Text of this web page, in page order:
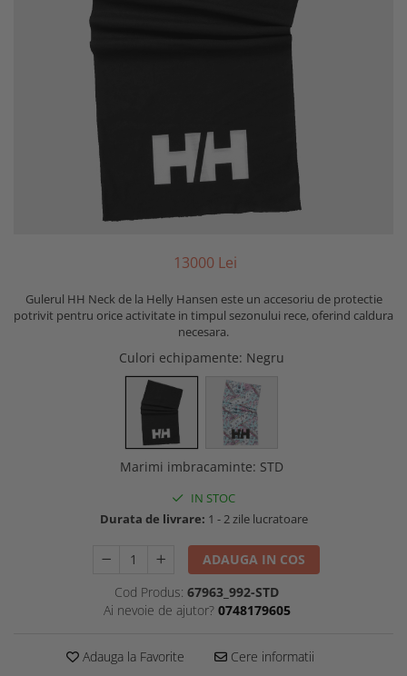
13000 Lei
Gulerul HH Neck de la Helly Hansen este un accesoriu de protectie
potrivit pentru orice activitate in timpul sezonului rece, oferind caldura
necesara.
Culori echipamente: Negru
Marimi imbracaminte: STD
IN STOC
Durata de livrare: 1 - 2 zile lucratoare
ADAUGA IN COS
Cod Produs: 67963_992-STD
Ai nevoie de ajutor? 0748179605
Adauga la Favorite Cere informatii